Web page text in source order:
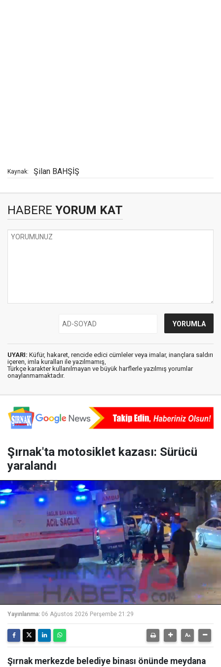
Kaynak: Şilan BAHŞİŞ
HABERE YORUM KAT
UYARI: Küfür, hakaret, rencide edici cümleler veya imalar, inançlara saldırı
içeren, imla kuralları ile yazılmamış,
Türkçe karakter kullanılmayan ve büyük harflerle yazılmış yorumlar
onaylanmamaktadır.
Şırnak'ta motosiklet kazası: Sürücü
yaralandı
Yayınlanma: 06 Ağustos 2026 Perşembe 21:29
Şırnak merkezde belediye binası önünde meydana